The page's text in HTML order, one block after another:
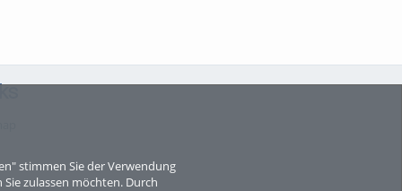
stimmen Sie der Verwendung
zulassen möchten. Durch